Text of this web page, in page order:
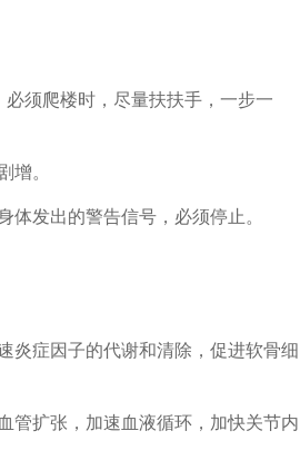
须爬楼时，尽量扶扶手，一步一
增。
发出的警告信号，必须停止。
症因子的代谢和清除，促进软骨细
扩张，加速血液循环，加快关节内